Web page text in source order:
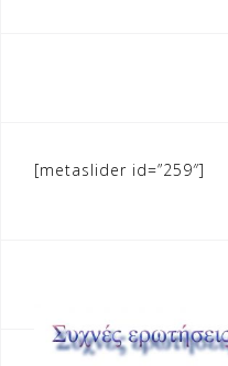
[metaslider id=”259″]